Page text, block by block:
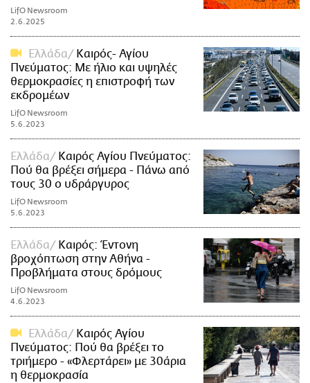
LifO Newsroom
2.6.2025
Ελλάδα
Καιρός- Αγίου
Πνεύματος: Με ήλιο και υψηλές
θερμοκρασίες η επιστροφή των
εκδρομέων
LifO Newsroom
5.6.2023
Ελλάδα
Καιρός Αγίου Πνεύματος:
Πού θα βρέξει σήμερα - Πάνω από
τους 30 ο υδράργυρος
LifO Newsroom
5.6.2023
Ελλάδα
Καιρός: Έντονη
βροχόπτωση στην Αθήνα -
Προβλήματα στους δρόμους
LifO Newsroom
4.6.2023
Ελλάδα
Καιρός Αγίου
Πνεύματος: Πού θα βρέξει το
τριήμερο - «Φλερτάρει» με 30άρια
η θερμοκρασία